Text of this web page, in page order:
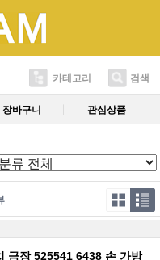
카테고리 검색
장바구니 관심상품
금장 525541 6438 손 가방